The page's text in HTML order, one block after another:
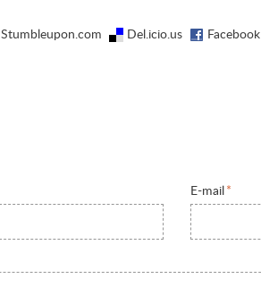
Stumbleupon.com Del.icio.us Facebook
E-mail*